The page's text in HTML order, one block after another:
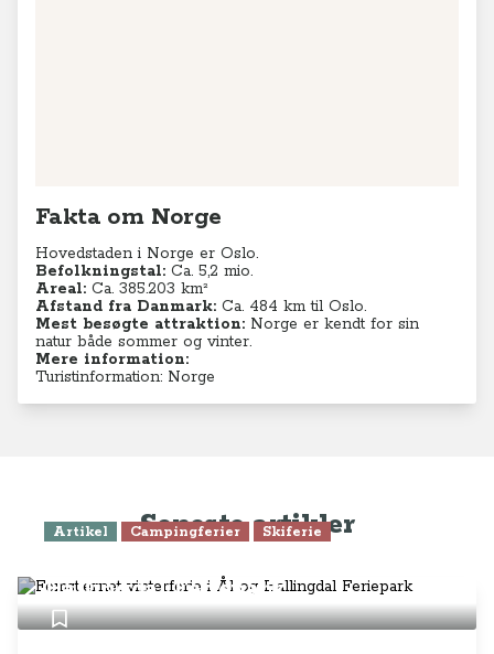
Fakta om Norge
Hovedstaden i Norge er Oslo.
Befolkningstal: Ca. 5,2 mio.
Areal: Ca. 385.203 km²
Afstand fra Danmark: Ca. 484 km til Oslo.
Mest besøgte attraktion: Norge er kendt for sin
natur både sommer og vinter.
Mere information:
Turistinformation: Norge
Seneste artikler
Artikel Campingferier Skiferie
Hallingdal Feriepark